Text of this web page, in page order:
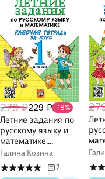
279 ₽229 ₽ -18%
Летние задания по
русскому языку и
математике.
Рабочая тетрадь за
курс 1 класса. ФГОС
НОВЫЙ
Галина Козина
·
2